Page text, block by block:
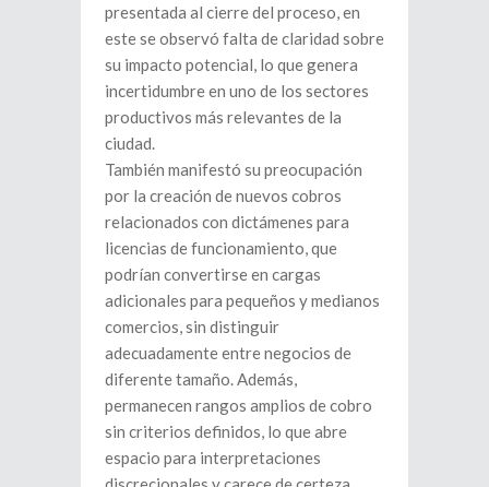
presentada al cierre del proceso, en
este se observó falta de claridad sobre
su impacto potencial, lo que genera
incertidumbre en uno de los sectores
productivos más relevantes de la
ciudad.
También manifestó su preocupación
por la creación de nuevos cobros
relacionados con dictámenes para
licencias de funcionamiento, que
podrían convertirse en cargas
adicionales para pequeños y medianos
comercios, sin distinguir
adecuadamente entre negocios de
diferente tamaño. Además,
permanecen rangos amplios de cobro
sin criterios definidos, lo que abre
espacio para interpretaciones